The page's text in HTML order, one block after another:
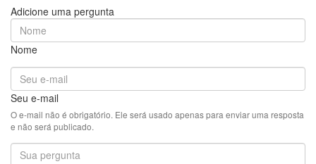
Adicione uma pergunta
Nome
Seu e-mail
O e-mail não é obrigatório. Ele será usado apenas para enviar uma resposta
e não será publicado.